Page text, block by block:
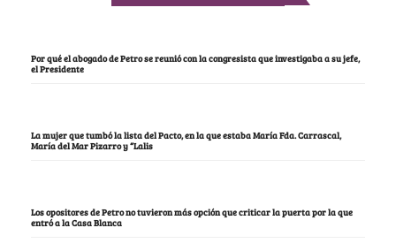
Por qué el abogado de Petro se reunió con la congresista que investigaba a su jefe,
el Presidente
La mujer que tumbó la lista del Pacto, en la que estaba María Fda. Carrascal,
María del Mar Pizarro y “Lalis
Los opositores de Petro no tuvieron más opción que criticar la puerta por la que
entró a la Casa Blanca